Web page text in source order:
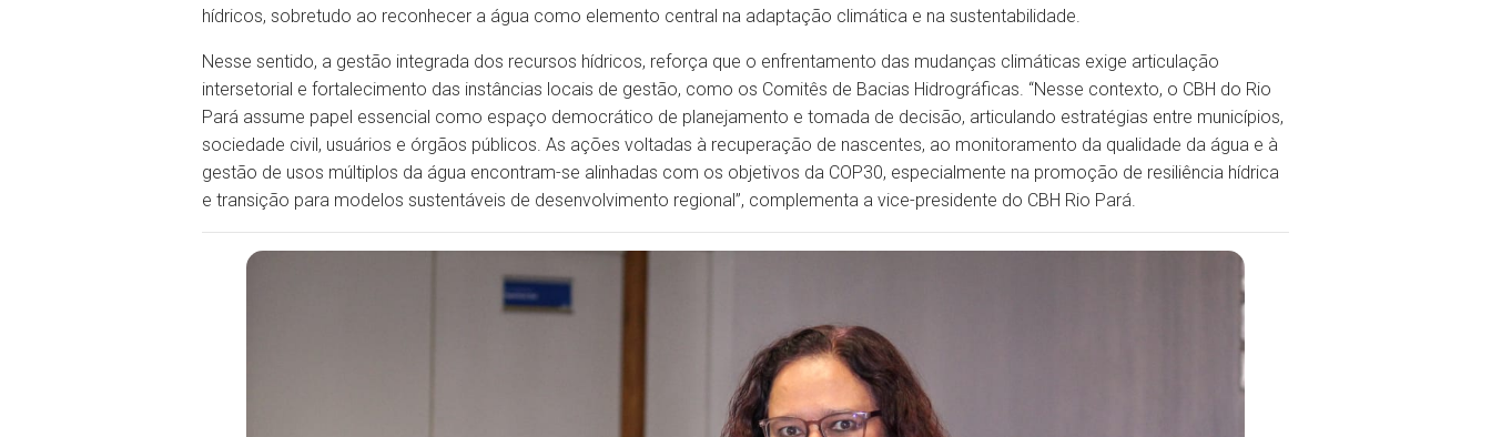
hídricos, sobretudo ao reconhecer a água como elemento central na adaptação climática e na sustentabilidade.
Nesse sentido, a gestão integrada dos recursos hídricos, reforça que o enfrentamento das mudanças climáticas exige articulação
intersetorial e fortalecimento das instâncias locais de gestão, como os Comitês de Bacias Hidrográficas. “Nesse contexto, o CBH do Rio
Pará assume papel essencial como espaço democrático de planejamento e tomada de decisão, articulando estratégias entre municípios,
sociedade civil, usuários e órgãos públicos. As ações voltadas à recuperação de nascentes, ao monitoramento da qualidade da água e à
gestão de usos múltiplos da água encontram-se alinhadas com os objetivos da COP30, especialmente na promoção de resiliência hídrica
e transição para modelos sustentáveis de desenvolvimento regional”, complementa a vice-presidente do CBH Rio Pará.